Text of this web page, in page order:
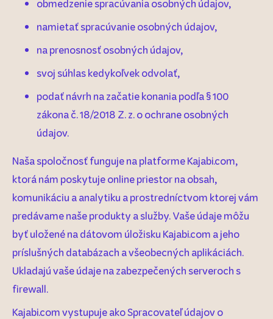
obmedzenie spracúvania osobných údajov,
namietať spracúvanie osobných údajov,
na prenosnosť osobných údajov,
svoj súhlas kedykoľvek odvolať,
podať návrh na začatie konania podľa § 100
zákona č. 18/2018 Z. z. o ochrane osobných
údajov.
Naša spoločnosť funguje na platforme Kajabi.com,
ktorá nám poskytuje online priestor na obsah,
komunikáciu a analytiku a prostredníctvom ktorej vám
predávame naše produkty a služby. Vaše údaje môžu
byť uložené na dátovom úložisku Kajabi.com a jeho
príslušných databázach a všeobecných aplikáciách.
Ukladajú vaše údaje na zabezpečených serveroch s
firewall.
Kajabi.com vystupuje ako Spracovateľ údajov o